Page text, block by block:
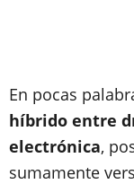
En pocas
híbrido entre
electrónica,
sumamente